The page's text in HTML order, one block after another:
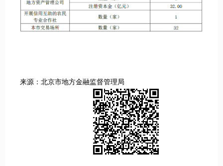
来源：北京市地方金融监督管理局